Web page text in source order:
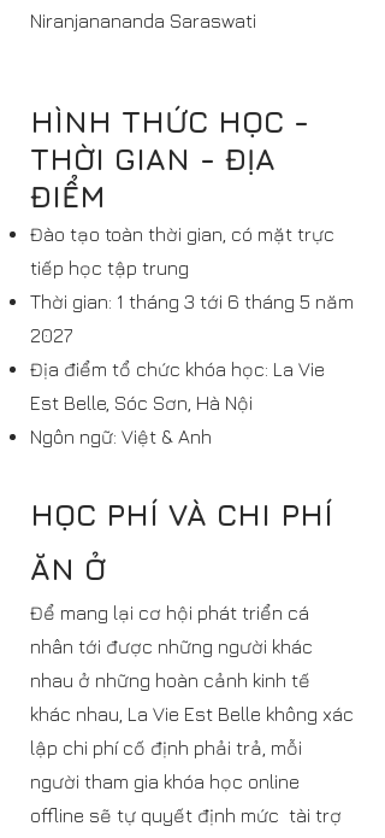
Niranjanananda Saraswati
HÌNH THỨC HỌC -
THỜI GIAN - ĐỊA
ĐIỂM
Đào tạo toàn thời gian, có mặt trực
tiếp học tập trung
Thời gian: 1 tháng 3 tới 6 tháng 5 năm
2027
Địa điểm tổ chức khóa học: La Vie
Est Belle, Sóc Sơn, Hà Nội
Ngôn ngữ: Việt & Anh
HỌC PHÍ VÀ CHI PHÍ
ĂN Ở
Để mang lại cơ hội phát triển cá
nhân tới được những người khác
nhau ở những hoàn cảnh kinh tế
khác nhau, La Vie Est Belle không xác
lập chi phí cố định phải trả, mỗi
người tham gia khóa học online
offline sẽ tự quyết định mức tài trợ